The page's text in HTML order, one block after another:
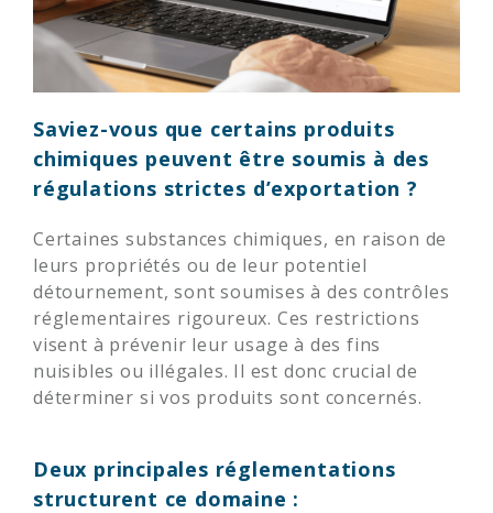
Saviez-vous que certains produits
chimiques peuvent être soumis à des
régulations strictes d’exportation ?
Certaines substances chimiques, en raison de
leurs propriétés ou de leur potentiel
détournement, sont soumises à des contrôles
réglementaires rigoureux. Ces restrictions
visent à prévenir leur usage à des fins
nuisibles ou illégales. Il est donc crucial de
déterminer si vos produits sont concernés.
Deux principales réglementations
structurent ce domaine :